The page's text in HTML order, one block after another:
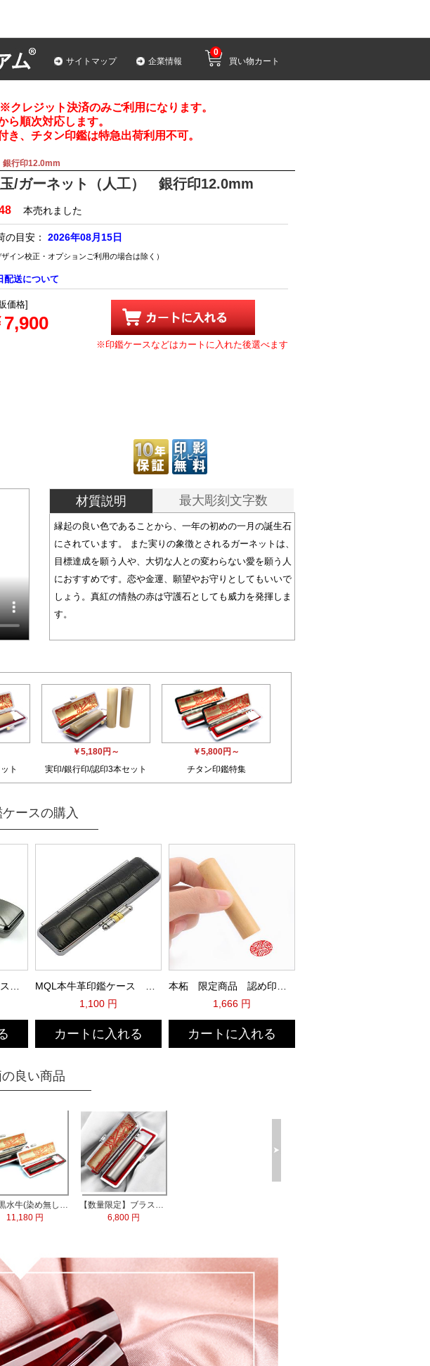
サイトマップ 企業情報 買い物カート
0
レジット決済のみご利用になります。
ら順次対応します。
、チタン印鑑は特急出荷利用不可。
行印12.0mm
/ガーネット（人工） 銀行印12.0mm
本売れました
の目安： 2026年08月15日
ザイン校正・オプションご利用の場合は除く）
配送について
価格]
7,900
※印鑑ケースなどはカートに入れた後選べます
材質説明 最大彫刻文字数
縁起の良い色であることから、一年の初めの一月の誕生石
にされています。 また実りの象徴とされるガーネットは、
目標達成を願う人や、大切な人との変わらない愛を願う人
におすすめです。恋や金運、願望やお守りとしてもいいで
しょう。真紅の情熱の赤は守護石としても威力を発揮しま
す。
ト
￥5,180円～
実印/銀行印/認印3本セット
￥5,800円～
チタン印鑑特集
ケースの購入
1,100 円
カートに入れる
1,666 円
カートに入れる
良い商品
天然黒水牛(染め無し) 実印60x16.5mm/銀行印60x13.5mm 2本セット
11,180 円
【数量限定】ブラストチタン印鑑 印鑑ケース付
6,800 円